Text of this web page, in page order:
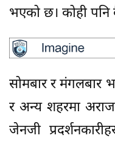
भएको छ। कोही पनि
सोमबार र मंगलबार
र अन्य शहरमा
जेनजी